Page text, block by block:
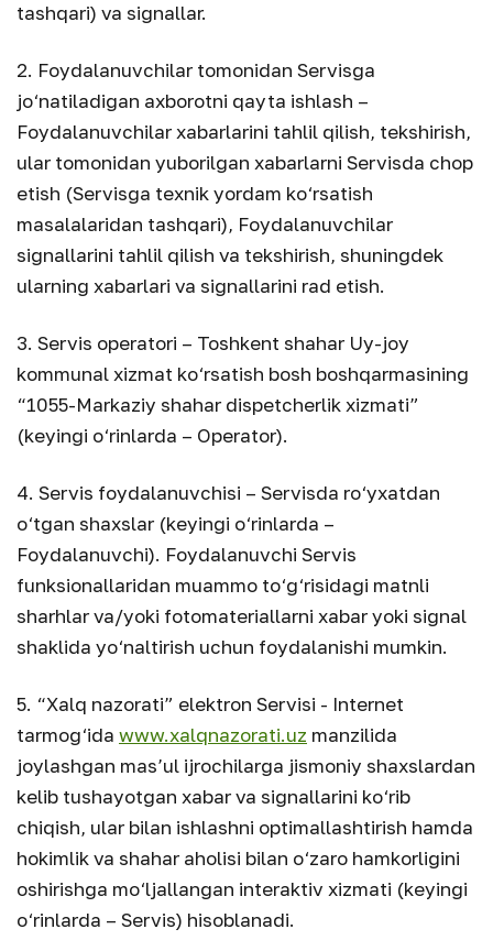
tashqari) va signallar.
2. Foydalanuvchilar tomonidan Servisga
jo‘natiladigan axborotni qayta ishlash –
Foydalanuvchilar xabarlarini tahlil qilish, tekshirish,
ular tomonidan yuborilgan xabarlarni Servisda chop
etish (Servisga texnik yordam ko‘rsatish
masalalaridan tashqari), Foydalanuvchilar
signallarini tahlil qilish va tekshirish, shuningdek
ularning xabarlari va signallarini rad etish.
3. Servis operatori – Toshkent shahar Uy-joy
kommunal xizmat ko‘rsatish bosh boshqarmasining
“1055-Markaziy shahar dispetcherlik xizmati”
(keyingi o‘rinlarda – Operator).
4. Servis foydalanuvchisi – Servisda ro‘yxatdan
o‘tgan shaxslar (keyingi o‘rinlarda –
Foydalanuvchi). Foydalanuvchi Servis
funksionallaridan muammo to‘g‘risidagi matnli
sharhlar va/yoki fotomateriallarni xabar yoki signal
shaklida yo‘naltirish uchun foydalanishi mumkin.
5. “Xalq nazorati” elektron Servisi - Internet
tarmog‘ida www.xalqnazorati.uz manzilida
joylashgan mas’ul ijrochilarga jismoniy shaxslardan
kelib tushayotgan xabar va signallarini ko‘rib
chiqish, ular bilan ishlashni optimallashtirish hamda
hokimlik va shahar aholisi bilan o‘zaro hamkorligini
oshirishga mo‘ljallangan interaktiv xizmati (keyingi
o‘rinlarda – Servis) hisoblanadi.